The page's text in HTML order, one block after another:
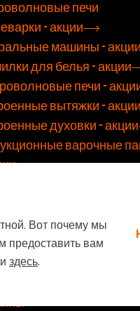
печи
- акции
машины - акции
для белья - акции
печи -
вытяжки - акции
духовки - акции
варочные
- акции
машины с
Вот почему мы
предоставить вам
здесь.